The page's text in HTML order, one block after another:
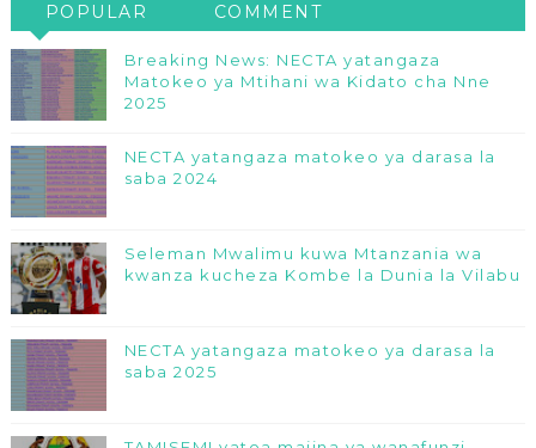
POPULAR COMMENT
Breaking News: NECTA yatangaza
Matokeo ya Mtihani wa Kidato cha Nne
2025
NECTA yatangaza matokeo ya darasa la
saba 2024
Seleman Mwalimu kuwa Mtanzania wa
kwanza kucheza Kombe la Dunia la Vilabu
NECTA yatangaza matokeo ya darasa la
saba 2025